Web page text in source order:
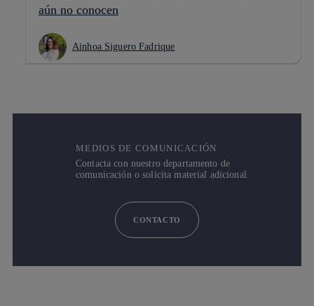
aún no conocen
Ainhoa Siguero Fadrique
MEDIOS DE COMUNICACIÓN
Contacta con nuestro departamento de
comunicación o solicita material adicional.
CONTACTO